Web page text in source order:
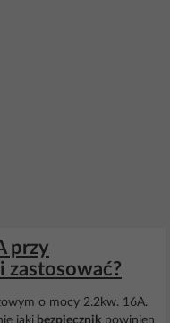
przy
zastosować?
o mocy 2.2kw. 16A.
jaki bezpiecznik powinien